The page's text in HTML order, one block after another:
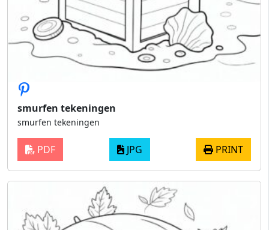
smurfen tekeningen
smurfen tekeningen
PDF JPG PRINT